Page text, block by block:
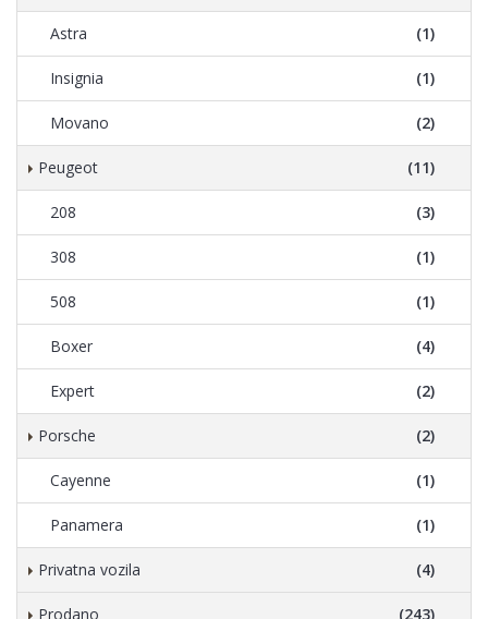
Astra (1)
Insignia (1)
Movano (2)
Peugeot (11)
208 (3)
308 (1)
508 (1)
Boxer (4)
Expert (2)
Porsche (2)
Cayenne (1)
Panamera (1)
Privatna vozila (4)
Prodano (243)